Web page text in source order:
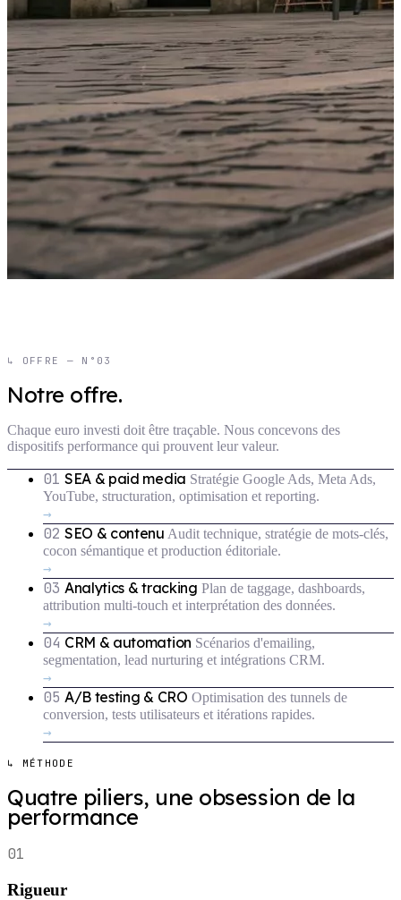
↳ OFFRE — N°03
Notre offre.
Chaque euro investi doit être traçable. Nous concevons des
dispositifs performance qui prouvent leur valeur.
01 SEA & paid media Stratégie Google Ads, Meta Ads,
YouTube, structuration, optimisation et reporting.
→
02 SEO & contenu Audit technique, stratégie de mots-clés,
cocon sémantique et production éditoriale.
→
03 Analytics & tracking Plan de taggage, dashboards,
attribution multi-touch et interprétation des données.
→
04 CRM & automation Scénarios d'emailing,
segmentation, lead nurturing et intégrations CRM.
→
05 A/B testing & CRO Optimisation des tunnels de
conversion, tests utilisateurs et itérations rapides.
→
↳ MÉTHODE
Quatre piliers, une obsession de la
performance
01
Rigueur